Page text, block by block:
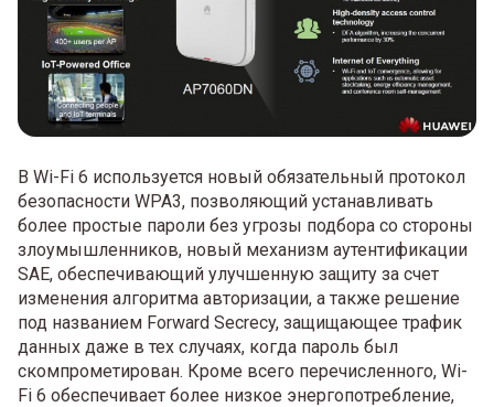
В Wi-Fi 6 используется новый обязательный протокол
безопасности WPA3, позволяющий устанавливать
более простые пароли без угрозы подбора со стороны
злоумышленников, новый механизм аутентификации
SAE, обеспечивающий улучшенную защиту за счет
изменения алгоритма авторизации, а также решение
под названием Forward Secrecy, защищающее трафик
данных даже в тех случаях, когда пароль был
скомпрометирован. Кроме всего перечисленного, Wi-
Fi 6 обеспечивает более низкое энергопотребление,